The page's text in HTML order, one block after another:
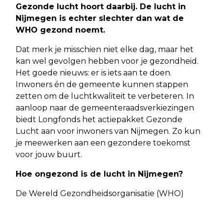
Gezonde lucht hoort daarbij. De lucht in
Nijmegen is echter slechter dan wat de
WHO gezond noemt.
Dat merk je misschien niet elke dag, maar het
kan wel gevolgen hebben voor je gezondheid.
Het goede nieuws: er is iets aan te doen.
Inwoners én de gemeente kunnen stappen
zetten om de luchtkwaliteit te verbeteren. In
aanloop naar de gemeenteraadsverkiezingen
biedt Longfonds het actiepakket Gezonde
Lucht aan voor inwoners van Nijmegen. Zo kun
je meewerken aan een gezondere toekomst
voor jouw buurt.
Hoe ongezond is de lucht in Nijmegen?
De Wereld Gezondheidsorganisatie (WHO)